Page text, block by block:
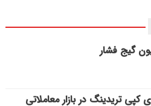
گیج فشار
کپی‌ تریدینگ در بازار معاملاتی